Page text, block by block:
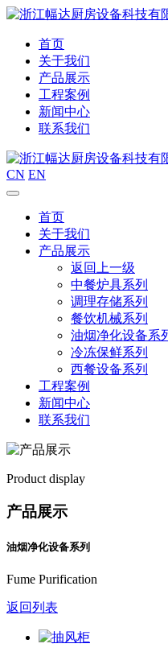
首页
关于我们
产品展示
工程案例
新闻中心
联系我们
CN EN
首页
关于我们
产品展示
返回上一级
中餐炉具系列
调理存储系列
餐饮机械系列
油烟净化设备系
冷冻保鲜系列
西餐设备系列
工程案例
新闻中心
联系我们
Product display
产品展示
油烟净化设备系列
Fume Purification
返回列表